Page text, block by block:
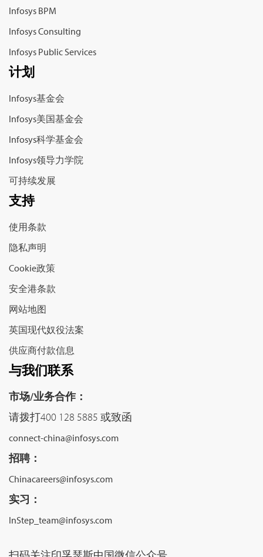
Infosys BPM
Infosys Consulting
Infosys Public Services
计划
Infosys基金会
Infosys美国基金会
Infosys科学基金会
Infosys领导力学院
可持续发展
支持
使用条款
隐私声明
Cookie政策
安全港条款
网站地图
英国现代奴役法案
供应商付款信息
与我们联系
市场/业务合作：
请拨打400 128 5885 或致函
connect-china@infosys.com
招聘：
Chinacareers@infosys.com
实习：
InStep_team@infosys.com